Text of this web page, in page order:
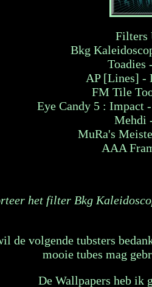
Filters
Bkg
Toadies
AP [Lines] -
FM Tile
Eye Candy 5 : Impact
Mehdi
MuRa's
AAA
het filter Bkg
de volgende tubsters
mooie tubes mag
De Wallpapers heb ik